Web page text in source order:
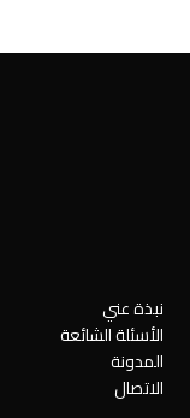
نبذة عني
الأسئلة الشائعة
المدونة
الاتصال